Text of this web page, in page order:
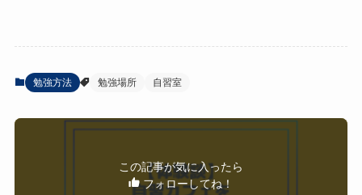
勉強方法 勉強場所 自習室
この記事が気に入ったら
フォローしてね！